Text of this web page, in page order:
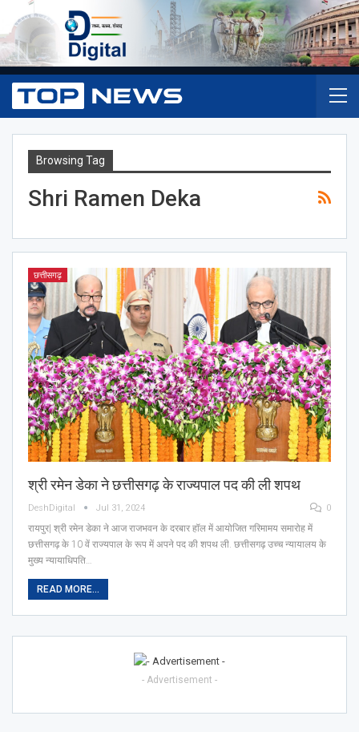
Browsing Tag
Shri Ramen Deka
छत्तीसगढ़
श्री रमेन डेका ने छत्तीसगढ़ के राज्यपाल पद की ली शपथ
DeshDigital Jul 31, 2024 0
रायपुर| श्री रमेन डेका ने आज राजभवन के दरबार हॉल में आयोजित गरिमामय समारोह में
छत्तीसगढ़ के 10 वें राज्यपाल के रूप में अपने पद की शपथ ली. छत्तीसगढ़ उच्च न्यायालय के
मुख्य न्यायाधिपति…
READ MORE...
- Advertisement -